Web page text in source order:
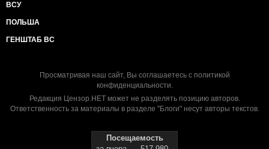
ВСУ
ПОЛЬША
ГЕНШТАБ ВС
Просматривая наш сайт, Вы соглашаетесь с политикой
конфиденциальности.
Редакция Цензор.НЕТ может не разделять позицию авторов.
Ответственность за материалы в разделе "Блоги" несут авторы текстов.
Посещаемость